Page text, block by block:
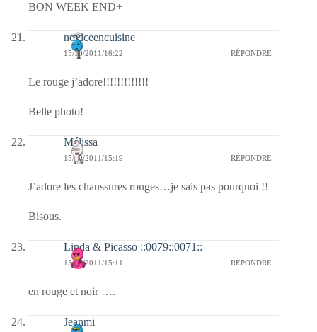
BON WEEK END+
noviceencuisine
15/10/2011/16:22 RÉPONDRE
Le rouge j’adore!!!!!!!!!!!!!
Belle photo!
Mélissa
15/10/2011/15:19 RÉPONDRE
J’adore les chaussures rouges…je sais pas pourquoi !!
Bisous.
Linda & Picasso ::0079::0071::
15/10/2011/15:11 RÉPONDRE
en rouge et noir ….
Jeanmi